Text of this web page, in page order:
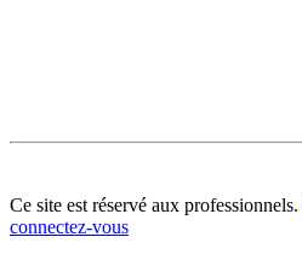
Ce site est réservé aux professionnels.
connectez-vous